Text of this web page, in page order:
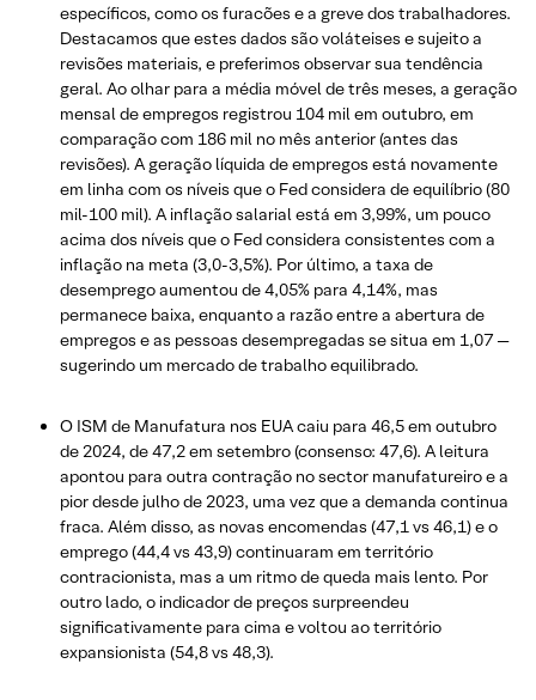
específicos, como os furacões e a greve dos trabalhadores.
Destacamos que estes dados são voláteises e sujeito a
revisões materiais, e preferimos observar sua tendência
geral. Ao olhar para a média móvel de três meses, a geração
mensal de empregos registrou 104 mil em outubro, em
comparação com 186 mil no mês anterior (antes das
revisões). A geração líquida de empregos está novamente
em linha com os níveis que o Fed considera de equilíbrio (80
mil-100 mil). A inflação salarial está em 3,99%, um pouco
acima dos níveis que o Fed considera consistentes com a
inflação na meta (3,0-3,5%). Por último, a taxa de
desemprego aumentou de 4,05% para 4,14%, mas
permanece baixa, enquanto a razão entre a abertura de
empregos e as pessoas desempregadas se situa em 1,07 —
sugerindo um mercado de trabalho equilibrado.
O ISM de Manufatura nos EUA caiu para 46,5 em outubro
de 2024, de 47,2 em setembro (consenso: 47,6). A leitura
apontou para outra contração no sector manufatureiro e a
pior desde julho de 2023, uma vez que a demanda continua
fraca. Além disso, as novas encomendas (47,1 vs 46,1) e o
emprego (44,4 vs 43,9) continuaram em território
contracionista, mas a um ritmo de queda mais lento. Por
outro lado, o indicador de preços surpreendeu
significativamente para cima e voltou ao território
expansionista (54,8 vs 48,3).